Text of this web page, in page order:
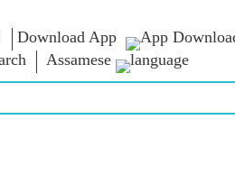
Download App
Assamese